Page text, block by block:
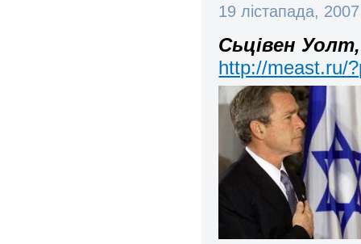
19 лістапада,
Сьцівен
http://meast.ru/